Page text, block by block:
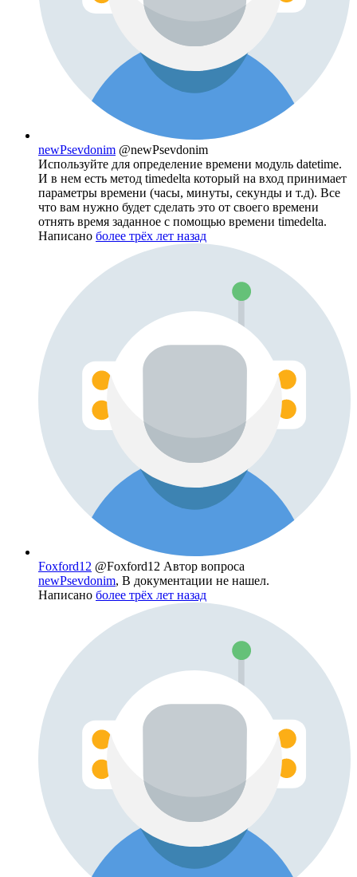
newPsevdonim @newPsevdonim
Используйте для определение времени модуль datetime.
И в нем есть метод timedelta который на вход принимает
параметры времени (часы, минуты, секунды и т.д). Все
что вам нужно будет сделать это от своего времени
отнять время заданное с помощью времени timedelta.
Написано более трёх лет назад
Foxford12 @Foxford12 Автор вопроса
newPsevdonim, В документации не нашел.
Написано более трёх лет назад